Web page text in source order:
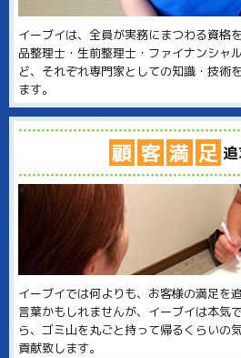
イーブイは、全員が実務にまつわる資格
品整理士・生前整理士・ファイナンシャ
ど、それぞれ専門家としての知識・技術
ます。
顧 客 満 足
イーブイでは何よりも、お客様の満足を
言葉かもしれませんが、イーブイは本気
ら、ゴミ山を丸ごと持って帰るくらいの
貢献致します。